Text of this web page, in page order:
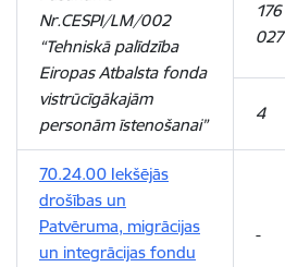
Nr.CESPI/LM/002
“Tehniskā palīdzība
Eiropas Atbalsta fonda
vistrūcīgākajām
personām īstenošanai”
176
027
4
70.24.00 Iekšējās
drošības un
Patvēruma, migrācijas
un integrācijas fondu
-